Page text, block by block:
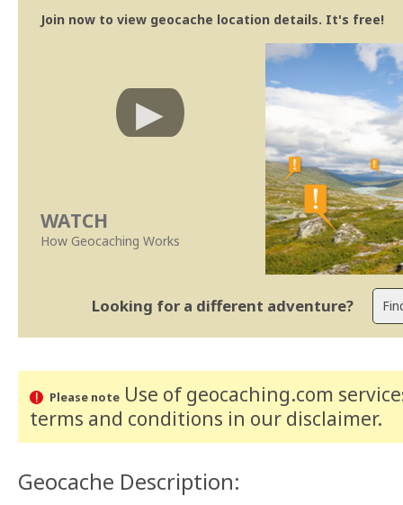
Join now to view geocache location details. It's free!
WATCH
How Geocaching Works
Looking for a different adventure?
Please noteUse of geocaching.com
terms and conditions in our disclaimer.
Geocache Description: